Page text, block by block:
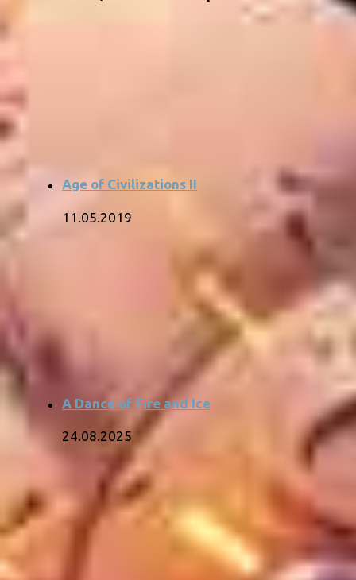
Age of Civilizations II
11.05.2019
A Dance of Fire and Ice
24.08.2025